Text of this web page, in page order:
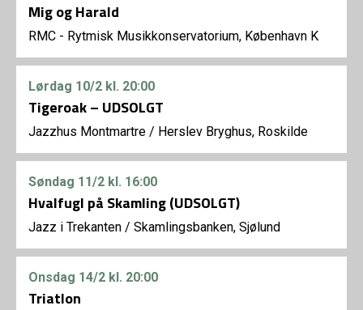
Mig og Harald
RMC - Rytmisk Musikkonservatorium, København K
Lørdag 10/2 kl. 20:00
Tigeroak – UDSOLGT
Jazzhus Montmartre / Herslev Bryghus, Roskilde
Søndag 11/2 kl. 16:00
Hvalfugl på Skamling (UDSOLGT)
Jazz i Trekanten / Skamlingsbanken, Sjølund
Onsdag 14/2 kl. 20:00
Triatlon